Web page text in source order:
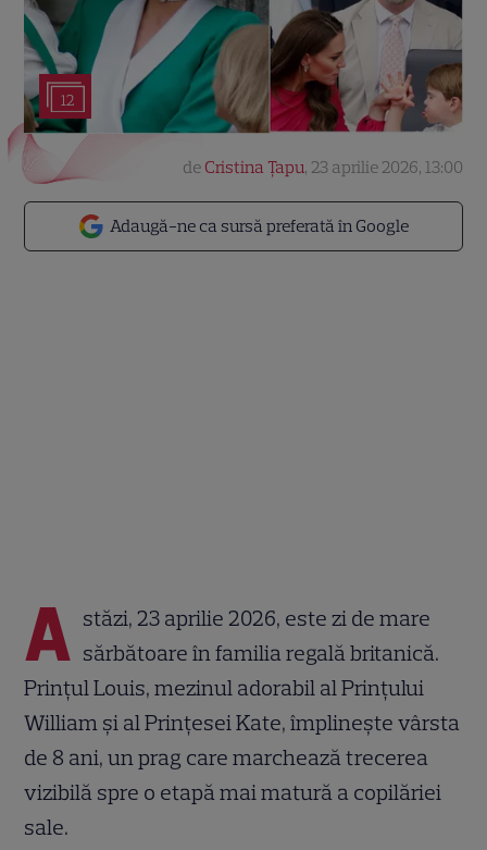
12
Adaugă-ne ca sursă preferată în Google
de Cristina Țapu, 23 aprilie 2026, 13:00
A stăzi, 23 aprilie 2026, este zi de mare
sărbătoare în familia regală britanică.
Prințul Louis, mezinul adorabil al Prințului
William și al Prințesei Kate, împlinește vârsta
de 8 ani, un prag care marchează trecerea
vizibilă spre o etapă mai matură a copilăriei
sale.